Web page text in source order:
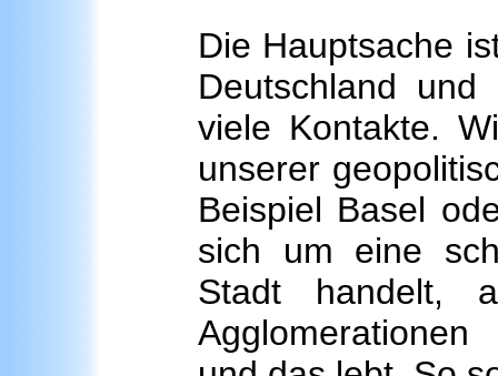
Die Hauptsache
Deutschland
viele Kontakte.
unserer
Beispiel Basel
sich um eine
Stadt handelt,